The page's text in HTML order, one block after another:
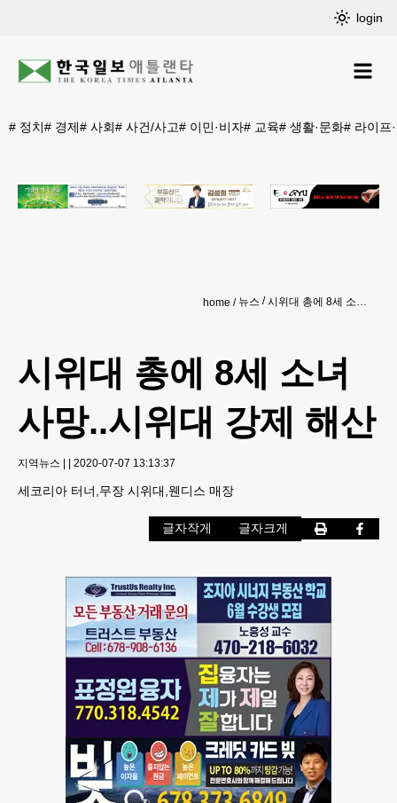
login
# 정치# 경제# 사회# 사건/사고# 이민·비자# 교육# 생활·문화# 라이프
home 뉴스 시위대 총에 8세 소녀 사망..시위대 강제 해산
시위대 총에 8세 소녀
사망..시위대 강제 해산
지역뉴스 | | 2020-07-07 13:13:37
세코리아 터너,무장 시위대,웬디스 매장
글자작게 글자크게